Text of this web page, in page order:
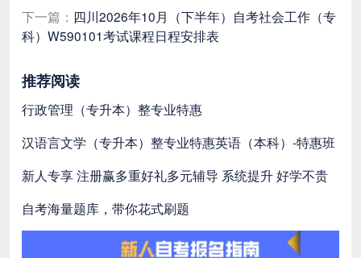
下一篇： 四川2026年10月（下半年）自考社会工作（专
科）W590101考试课程日程安排表
推荐阅读
行政管理（专升本）整专业特惠
汉语言文学（专升本）整专业特惠英语（本科）-特惠班
新人专享 注册赢多重好礼多元辅导 系统提升 好学不贵
自考海量题库，带你花式刷题